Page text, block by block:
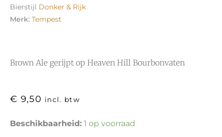
Bierstijl Donker & Rijk
Merk: Tempest
Brown Ale gerijpt op Heaven Hill Bourbonvaten
€ 9,50 incl. btw
Beschikbaarheid: 1 op voorraad
All